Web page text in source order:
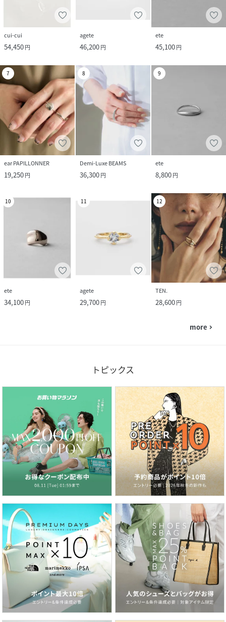
cui-cui
54,450円
agete
46,200円
ete
45,100円
7
ear PAPILLONNER
19,250円
8
Demi-Luxe BEAMS
36,300円
9
ete
8,800円
10
ete
34,100円
11
agete
29,700円
12
TEN.
28,600円
more navigate_next
トピックス